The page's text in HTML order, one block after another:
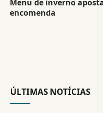
Menu de inverno
encomenda
ÚLTIMAS NOTÍCIAS